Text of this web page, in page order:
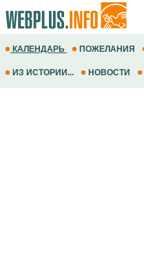
КАЛЕНДАРЬ ПОЖЕЛАНИЯ
ИЗ ИСТОРИИ... НОВОСТИ